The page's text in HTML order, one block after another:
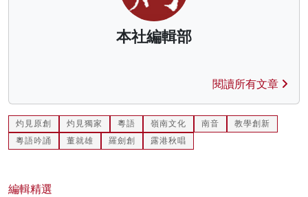
本社編輯部
閱讀所有文章
灼見原創 灼見獨家 粵語 嶺南文化 南音
教學創新
粵語吟誦
董就雄 羅劍創 露港秋唱
編輯精選